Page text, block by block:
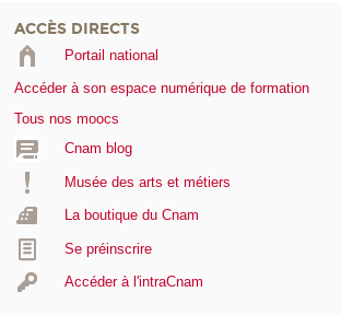
ACCÈS DIRECTS
Portail national
Accéder à son espace numérique de formation
Tous nos moocs
Cnam blog
Musée des arts et métiers
La boutique du Cnam
Se préinscrire
Accéder à l'intraCnam